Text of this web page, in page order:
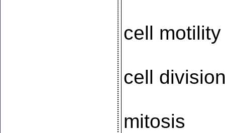
cell motility
cell
mitosis